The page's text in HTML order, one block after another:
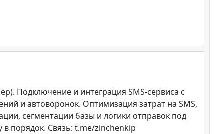
Подключение и интеграция SMS-сервиса с
и автоворонок. Оптимизация затрат на SMS,
сегментации базы и логики отправок под
в порядок. Связь: t.me/zinchenkip